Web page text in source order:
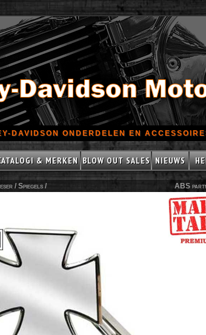
DAVIDSON ONDERDELEN EN
& MERKEN BLOW OUT SALES NIEUWS
/ Spiegels / ABS